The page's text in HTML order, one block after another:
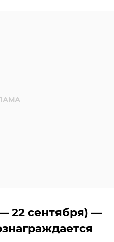
22 сентября) —